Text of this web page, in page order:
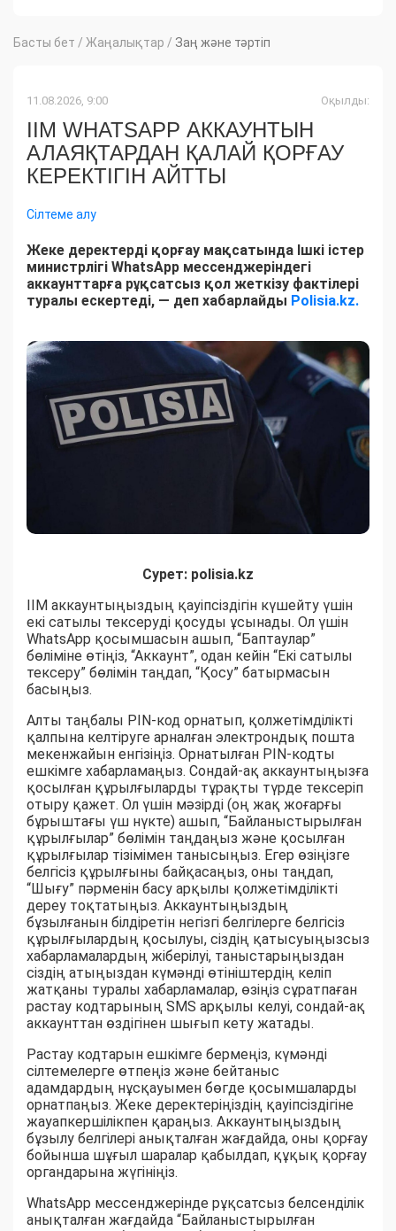
Басты бет / Жаңалықтар / Заң және тәртіп
11.08.2026, 9:00 Оқылды:
ІІМ WHATSAPP АККАУНТЫН
АЛАЯҚТАРДАН ҚАЛАЙ ҚОРҒАУ
КЕРЕКТІГІН АЙТТЫ
Сілтеме алу
Жеке деректерді қорғау мақсатында Ішкі істер
министрлігі WhatsApp мессенджеріндегі
аккаунттарға рұқсатсыз қол жеткізу фактілері
туралы ескертеді, — деп хабарлайды Polisia.kz.
Сурет: polisia.kz
ІІМ аккаунтыңыздың қауіпсіздігін күшейту үшін
екі сатылы тексеруді қосуды ұсынады. Ол үшін
WhatsApp қосымшасын ашып, “Баптаулар”
бөліміне өтіңіз, “Аккаунт”, одан кейін “Екі сатылы
тексеру” бөлімін таңдап, “Қосу” батырмасын
басыңыз.
Алты таңбалы PIN-код орнатып, қолжетімділікті
қалпына келтіруге арналған электрондық пошта
мекенжайын енгізіңіз. Орнатылған PIN-кодты
ешкімге хабарламаңыз. Сондай-ақ аккаунтыңызға
қосылған құрылғыларды тұрақты түрде тексеріп
отыру қажет. Ол үшін мәзірді (оң жақ жоғарғы
бұрыштағы үш нүкте) ашып, “Байланыстырылған
құрылғылар” бөлімін таңдаңыз және қосылған
құрылғылар тізімімен танысыңыз. Егер өзіңізге
белгісіз құрылғыны байқасаңыз, оны таңдап,
“Шығу” пәрменін басу арқылы қолжетімділікті
дереу тоқтатыңыз. Аккаунтыңыздың
бұзылғанын білдіретін негізгі белгілерге белгісіз
құрылғылардың қосылуы, сіздің қатысуыңызсыз
хабарламалардың жіберілуі, таныстарыңыздан
сіздің атыңыздан күмәнді өтініштердің келіп
жатқаны туралы хабарламалар, өзіңіз сұратпаған
растау кодтарының SMS арқылы келуі, сондай-ақ
аккаунттан өздігінен шығып кету жатады.
Растау кодтарын ешкімге бермеңіз, күмәнді
сілтемелерге өтпеңіз және бейтаныс
адамдардың нұсқауымен бөгде қосымшаларды
орнатпаңыз. Жеке деректеріңіздің қауіпсіздігіне
жауапкершілікпен қараңыз. Аккаунтыңыздың
бұзылу белгілері анықталған жағдайда, оны қорғау
бойынша шұғыл шаралар қабылдап, құқық қорғау
органдарына жүгініңіз.
WhatsApp мессенджерінде рұқсатсыз белсенділік
анықталған жағдайда “Байланыстырылған